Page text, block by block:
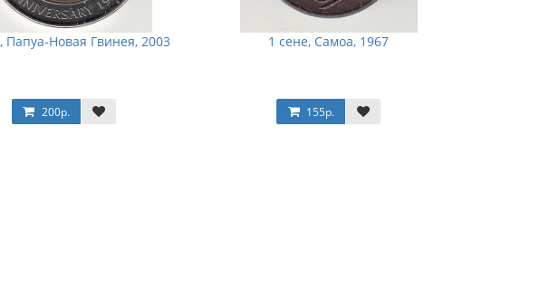
Папуа-Новая Гвинея, 2003
200р.
1 сене, Самоа, 1967
155р.